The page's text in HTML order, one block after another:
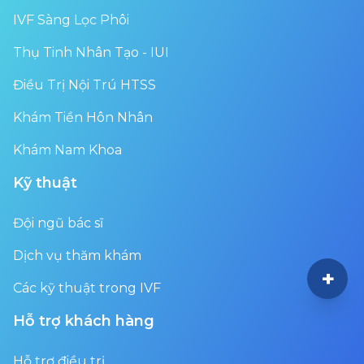
IVF Sàng Lọc Phôi
Thụ Tinh Nhân Tạo - IUI
Điều Trị Nội Trú HTSS
Khám Tiền Hôn Nhân
Khám Nam Khoa
Kỹ thuật
Đội ngũ bác sĩ
Dịch vụ thăm khám
Các kỹ thuật trong IVF
Hỗ trợ khách hàng
+